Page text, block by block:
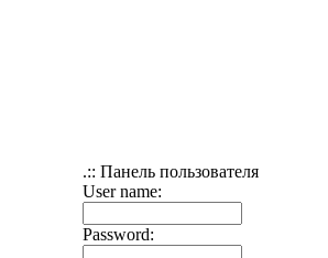
.:: Панель пользователя
User name:
Password: